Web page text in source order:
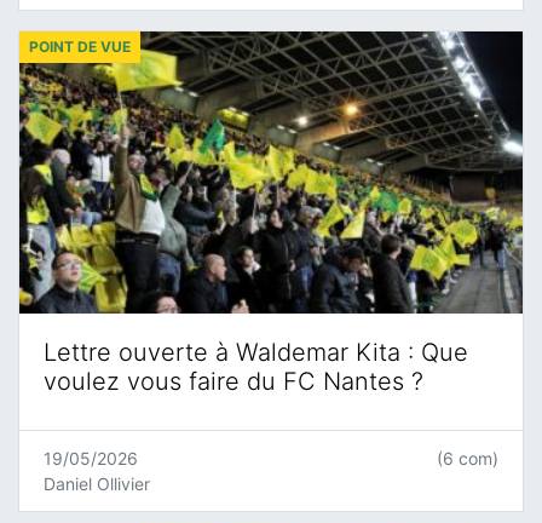
Lettre ouverte à Waldemar Kita : Que
voulez vous faire du FC Nantes ?
POINT DE VUE
19/05/2026
Daniel Ollivier
(6 com)